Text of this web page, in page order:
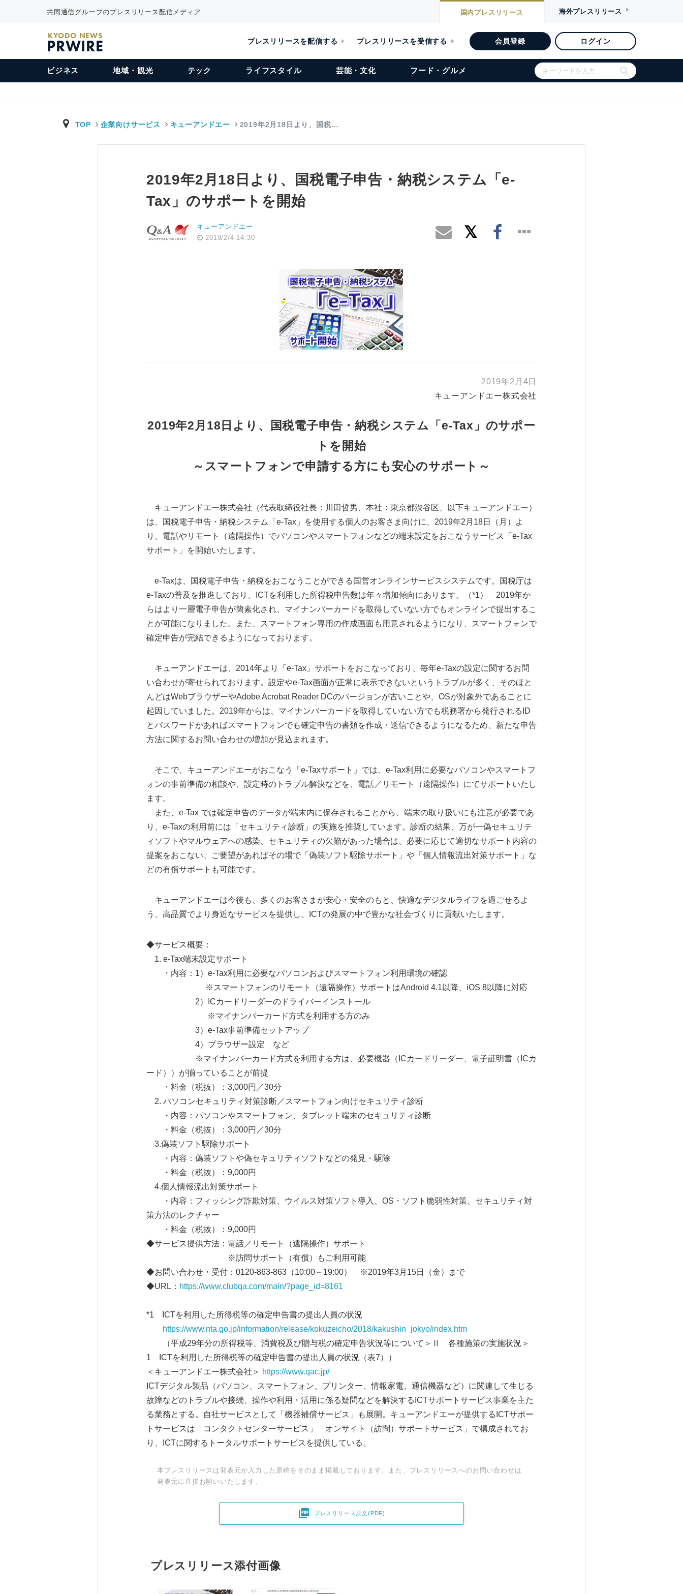
共同通信グループのプレスリリース配信メディア 国内プレスリリース 海外プレスリリース
KYODO NEWS
PRWIRE プレスリリースを配信する プレスリリースを受信する 会員登録 ログイン
ビジネス 地域・観光 テック ライフスタイル 芸能・文化 フード・グルメ
TOP 企業向けサービス キューアンドエー 2019年2月18日より、国税…
2019年2月18日より、国税電子申告・納税システム「e-
Tax」のサポートを開始
キューアンドエー
2019/2/4 14:30
2019年2月4日
キューアンドエー株式会社
2019年2月18日より、国税電子申告・納税システム「e-Tax」のサポー
トを開始
～スマートフォンで申請する方にも安心のサポート～
キューアンドエー株式会社（代表取締役社長：川田哲男、本社：東京都渋谷区、以下キューアンドエー）
は、国税電子申告・納税システム「e-Tax」を使用する個人のお客さま向けに、2019年2月18日（月）よ
り、電話やリモート（遠隔操作）でパソコンやスマートフォンなどの端末設定をおこなうサービス「e-Tax
サポート」を開始いたします。
e-Taxは、国税電子申告・納税をおこなうことができる国営オンラインサービスシステムです。国税庁は
e-Taxの普及を推進しており、ICTを利用した所得税申告数は年々増加傾向にあります。（*1） 2019年か
らはより一層電子申告が簡素化され、マイナンバーカードを取得していない方でもオンラインで提出するこ
とが可能になりました。また、スマートフォン専用の作成画面も用意されるようになり、スマートフォンで
確定申告が完結できるようになっております。
キューアンドエーは、2014年より「e-Tax」サポートをおこなっており、毎年e-Taxの設定に関するお問
い合わせが寄せられております。設定やe-Tax画面が正常に表示できないというトラブルが多く、そのほと
んどはWebブラウザーやAdobe Acrobat Reader DCのバージョンが古いことや、OSが対象外であることに
起因していました。2019年からは、マイナンバーカードを取得していない方でも税務署から発行されるID
とパスワードがあればスマートフォンでも確定申告の書類を作成・送信できるようになるため、新たな申告
方法に関するお問い合わせの増加が見込まれます。
そこで、キューアンドエーがおこなう「e-Taxサポート」では、e-Tax利用に必要なパソコンやスマートフ
ォンの事前準備の相談や、設定時のトラブル解決などを、電話／リモート（遠隔操作）にてサポートいたし
ます。
また、e-Tax では確定申告のデータが端末内に保存されることから、端末の取り扱いにも注意が必要であ
り、e-Taxの利用前には「セキュリティ診断」の実施を推奨しています。診断の結果、万が一偽セキュリテ
ィソフトやマルウェアへの感染、セキュリティの欠陥があった場合は、必要に応じて適切なサポート内容の
提案をおこない、ご要望があればその場で「偽装ソフト駆除サポート」や「個人情報流出対策サポート」な
どの有償サポートも可能です。
キューアンドエーは今後も、多くのお客さまが安心・安全のもと、快適なデジタルライフを過ごせるよ
う、高品質でより身近なサービスを提供し、ICTの発展の中で豊かな社会づくりに貢献いたします。
◆サービス概要：
1. e-Tax端末設定サポート
・内容：1）e-Tax利用に必要なパソコンおよびスマートフォン利用環境の確認
※スマートフォンのリモート（遠隔操作）サポートはAndroid 4.1以降、iOS 8以降に対応
2）ICカードリーダーのドライバーインストール
※マイナンバーカード方式を利用する方のみ
3）e-Tax事前準備セットアップ
4）ブラウザー設定 など
※マイナンバーカード方式を利用する方は、必要機器（ICカードリーダー、電子証明書（ICカ
ード））が揃っていることが前提
・料金（税抜）：3,000円／30分
2. パソコンセキュリティ対策診断／スマートフォン向けセキュリティ診断
・内容：パソコンやスマートフォン、タブレット端末のセキュリティ診断
・料金（税抜）：3,000円／30分
3.偽装ソフト駆除サポート
・内容：偽装ソフトや偽セキュリティソフトなどの発見・駆除
・料金（税抜）：9,000円
4.個人情報流出対策サポート
・内容：フィッシング詐欺対策、ウイルス対策ソフト導入、OS・ソフト脆弱性対策、セキュリティ対
策方法のレクチャー
・料金（税抜）：9,000円
◆サービス提供方法：電話／リモート（遠隔操作）サポート
※訪問サポート（有償）もご利用可能
◆お問い合わせ・受付：0120-863-863（10:00～19:00） ※2019年3月15日（金）まで
◆URL： https://www.clubqa.com/main/?page_id=8161
*1 ICTを利用した所得税等の確定申告書の提出人員の状況
https://www.nta.go.jp/information/release/kokuzeicho/2018/kakushin_jokyo/index.htm
（平成29年分の所得税等、消費税及び贈与税の確定申告状況等について＞Ⅱ 各種施策の実施状況＞
1 ICTを利用した所得税等の確定申告書の提出人員の状況（表7））
＜キューアンドエー株式会社＞ https://www.qac.jp/
ICTデジタル製品（パソコン、スマートフォン、プリンター、情報家電、通信機器など）に関連して生じる
故障などのトラブルや接続、操作や利用・活用に係る疑問などを解決するICTサポートサービス事業を主た
る業務とする。自社サービスとして「機器補償サービス」も展開。キューアンドエーが提供するICTサポー
トサービスは「コンタクトセンターサービス」「オンサイト（訪問）サポートサービス」で構成されてお
り、ICTに関するトータルサポートサービスを提供している。
本プレスリリースは発表元が入力した原稿をそのまま掲載しております。また、プレスリリースへのお問い合わせは
発表元に直接お願いいたします。
 プレスリリース原文(PDF)
プレスリリース添付画像
Japanese
English